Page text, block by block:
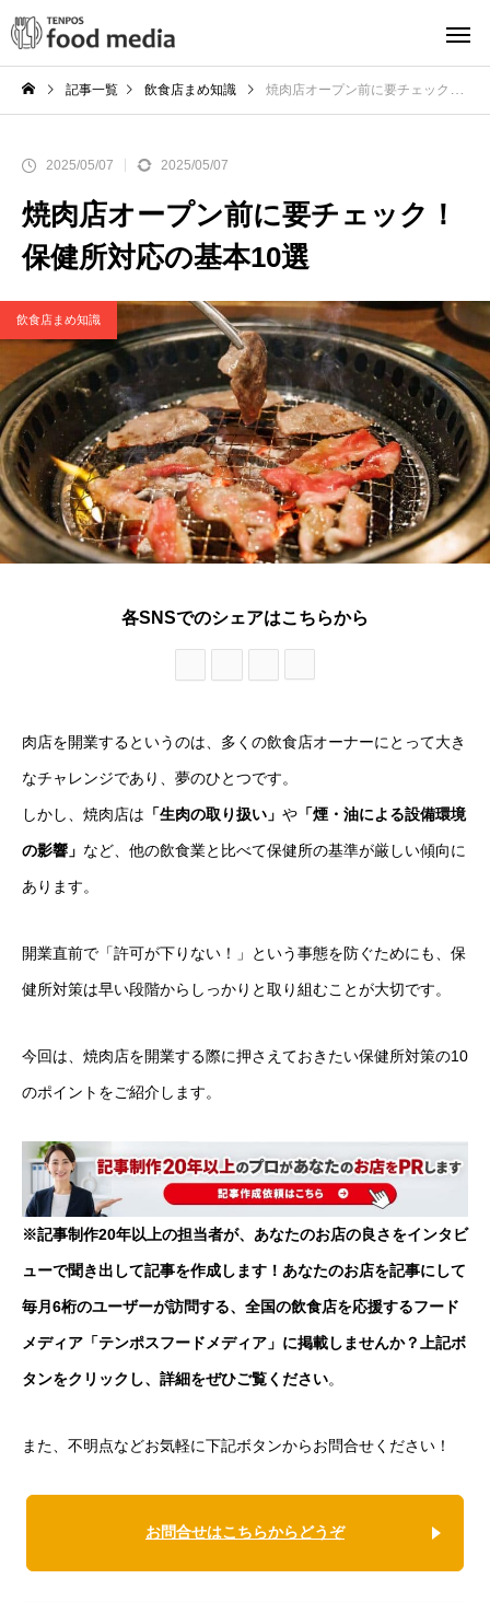
記事一覧 飲食店まめ知識 焼肉店オープン前に要チェック！保健所対応の基本10選
2025/05/07 2025/05/07
焼肉店オープン前に要チェック！
保健所対応の基本10選
飲食店まめ知識
各SNSでのシェアはこちらから
肉店を開業するというのは、多くの飲食店オーナーにとって大き
なチャレンジであり、夢のひとつです。
しかし、焼肉店は 「生肉の取り扱い」 や 「煙・油による設備環境
の影響」 など、他の飲食業と比べて保健所の基準が厳しい傾向に
あります。
開業直前で「許可が下りない！」という事態を防ぐためにも、保
健所対策は早い段階からしっかりと取り組むことが大切です。
今回は、焼肉店を開業する際に押さえておきたい保健所対策の10
のポイントをご紹介します。
※記事制作20年以上の担当者が、あなたのお店の良さをインタビ
ューで聞き出して記事を作成します！あなたのお店を記事にして
毎月6桁のユーザーが訪問する、全国の飲食店を応援するフード
メディア「テンポスフードメディア」に掲載しませんか？上記ボ
タンをクリックし、詳細をぜひご覧ください。
また、不明点などお気軽に下記ボタンからお問合せください！
お問合せはこちらからどうぞ